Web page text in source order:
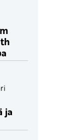
ja